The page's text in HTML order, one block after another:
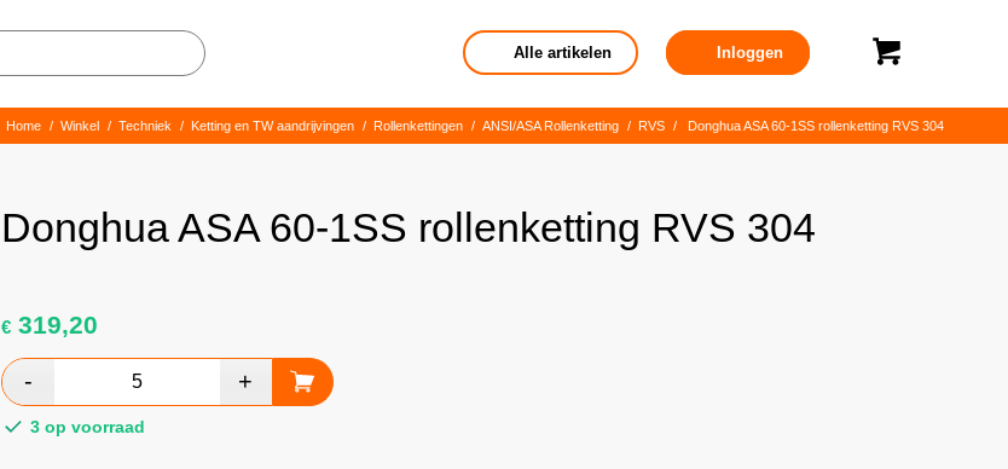
Alle artikelen Inloggen
Home / Winkel / Techniek / Ketting en TW aandrijvingen / Rollenkettingen / ANSI/ASA Rollenketting / RVS / Donghua ASA 60-1SS rollenketting RVS 304
Donghua ASA 60-1SS rollenketting RVS 304
€319,20
3 op voorraad